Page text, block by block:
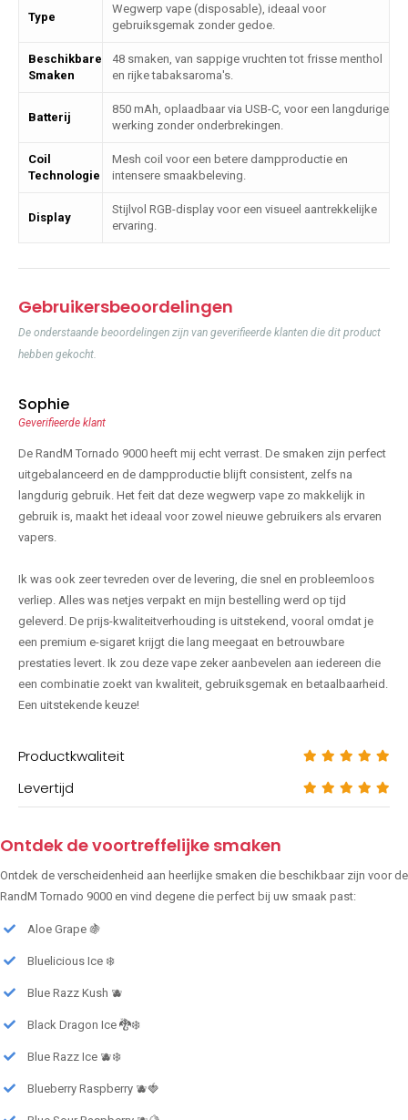
Type
Wegwerp vape (disposable), ideaal voor
gebruiksgemak zonder gedoe.
Beschikbare
Smaken
48 smaken, van sappige vruchten tot frisse menthol
en rijke tabaksaroma's.
Batterij
850 mAh, oplaadbaar via USB-C, voor een langdurige
werking zonder onderbrekingen.
Coil
Technologie
Mesh coil voor een betere dampproductie en
intensere smaakbeleving.
Display
Stijlvol RGB-display voor een visueel aantrekkelijke
ervaring.
Gebruikersbeoordelingen
De onderstaande beoordelingen zijn van geverifieerde klanten die dit product
hebben gekocht.
Sophie
Geverifieerde klant
De RandM Tornado 9000 heeft mij echt verrast. De smaken zijn perfect
uitgebalanceerd en de dampproductie blijft consistent, zelfs na
langdurig gebruik. Het feit dat deze wegwerp vape zo makkelijk in
gebruik is, maakt het ideaal voor zowel nieuwe gebruikers als ervaren
vapers.
Ik was ook zeer tevreden over de levering, die snel en probleemloos
verliep. Alles was netjes verpakt en mijn bestelling werd op tijd
geleverd. De prijs-kwaliteitverhouding is uitstekend, vooral omdat je
een premium e-sigaret krijgt die lang meegaat en betrouwbare
prestaties levert. Ik zou deze vape zeker aanbevelen aan iedereen die
een combinatie zoekt van kwaliteit, gebruiksgemak en betaalbaarheid.
Een uitstekende keuze!
Productkwaliteit
Levertijd
Ontdek de voortreffelijke smaken
Ontdek de verscheidenheid aan heerlijke smaken die beschikbaar zijn voor de
RandM Tornado 9000 en vind degene die perfect bij uw smaak past:
Aloe Grape 🍇
Bluelicious Ice ❄️
Blue Razz Kush 🫐
Black Dragon Ice 🐉❄️
Blue Razz Ice 🫐❄️
Blueberry Raspberry 🫐🍓